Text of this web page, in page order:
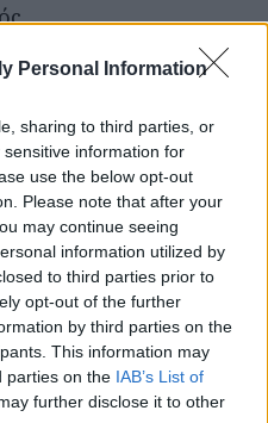
Personal Information
sharing to third parties, or
information for
use the below opt-out
Please note that after your
may continue seeing
information utilized by
to third parties prior to
opt-out of the further
by third parties on the
This information may
parties on the IAB’s List of
further disclose it to other
του στο πιο
ηλιακά
και ίσως ένα
σαν κινηματογραφική
το φεγγάρι, θα